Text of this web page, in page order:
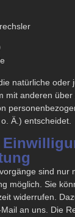
natürliche oder
mit anderen über
Ä.) entscheidet.
sind nur
möglich. Sie
widerrufen.
an uns. Die